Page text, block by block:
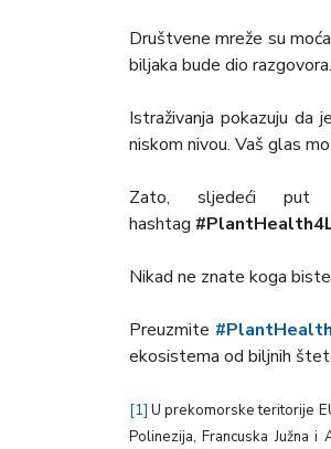
Društvene mreže su
biljaka bude dio razgovora.
Istraživanja pokazuju da
niskom nivou. Vaš glas
Zato, sljedeći put
hashtag
Nikad ne znate koga
Preuzmite
ekosistema od biljnih
[1] U prekomorske teritorije
Polinezija, Francuska Južna